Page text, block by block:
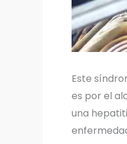
Este
es por el
una